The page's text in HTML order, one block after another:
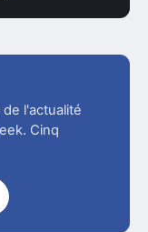
l'actualité
Cinq